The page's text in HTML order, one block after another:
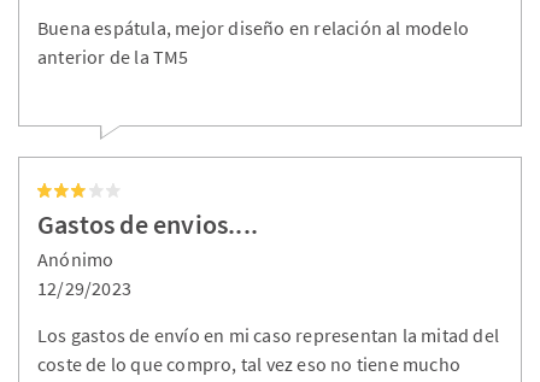
Buena espátula, mejor diseño en relación al modelo
anterior de la TM5
Gastos de envios....
Anónimo
12/29/2023
Los gastos de envío en mi caso representan la mitad del
coste de lo que compro, tal vez eso no tiene mucho